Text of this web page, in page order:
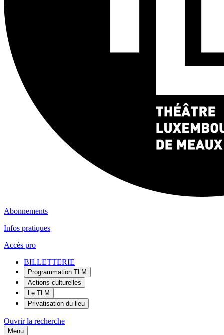
Abonnements
Infos pratiques
Accès pro
BILLETTERIE
Programmation TLM
Actions culturelles
Le TLM
Privatisation du lieu
Ouvrir la recherche
Menu